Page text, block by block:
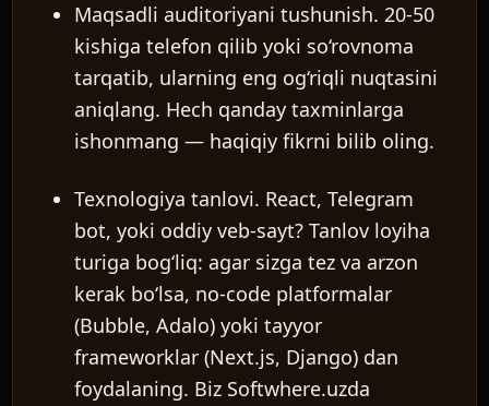
Maqsadli auditoriyani tushunish. 20-50
kishiga telefon qilib yoki so‘rovnoma
tarqatib, ularning eng og‘riqli nuqtasini
aniqlang. Hech qanday taxminlarga
ishonmang — haqiqiy fikrni bilib oling.
Texnologiya tanlovi. React, Telegram
bot, yoki oddiy veb-sayt? Tanlov loyiha
turiga bog‘liq: agar sizga tez va arzon
kerak bo‘lsa, no-code platformalar
(Bubble, Adalo) yoki tayyor
frameworklar (Next.js, Django) dan
foydalaning. Biz Softwhere.uzda